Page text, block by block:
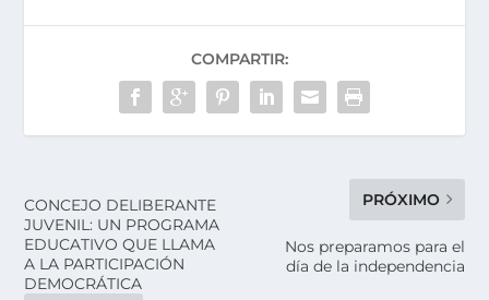
COMPARTIR:
CONCEJO DELIBERANTE
JUVENIL: UN PROGRAMA
EDUCATIVO QUE LLAMA
A LA PARTICIPACIÓN
DEMOCRÁTICA
PRÓXIMO
Nos preparamos para el
día de la independencia